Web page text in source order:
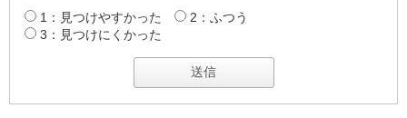
1：見つけやすかった
2：ふつう
3：見つけにくかった